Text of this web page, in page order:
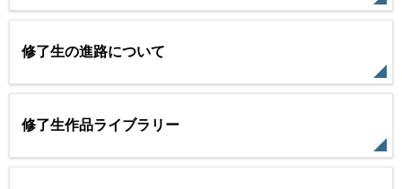
修了生の進路について
修了生作品ライブラリー